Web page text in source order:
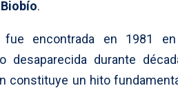
.
fue encontrada en 1981
desaparecida durante
constituye un hito